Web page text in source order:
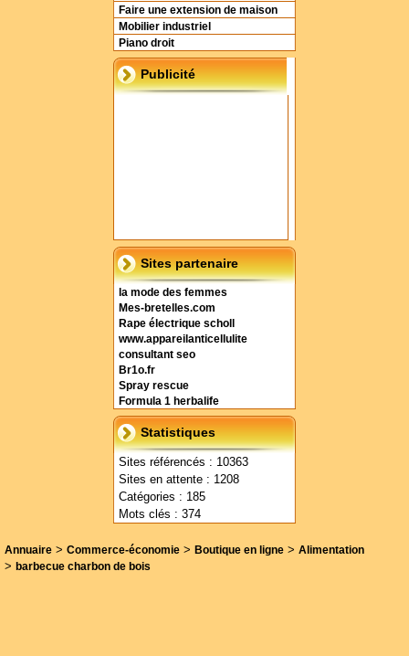
Faire une extension de maison
Mobilier industriel
Piano droit
Publicité
Sites partenaire
la mode des femmes
Mes-bretelles.com
Rape électrique scholl
www.appareilanticellulite
consultant seo
Br1o.fr
Spray rescue
Formula 1 herbalife
Statistiques
Sites référencés : 10363
Sites en attente : 1208
Catégories : 185
Mots clés : 374
Annuaire > Commerce-économie > Boutique en ligne > Alimentation
> barbecue charbon de bois